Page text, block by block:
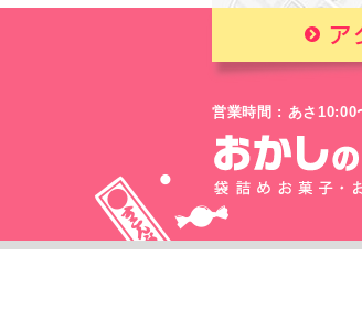
営業時間 : あさ10:00